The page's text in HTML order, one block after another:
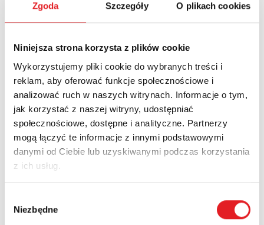
Zgoda Szczegóły O plikach cookies
Niniejsza strona korzysta z plików cookie
Wykorzystujemy pliki cookie do wybranych treści i
reklam, aby oferować funkcje społecznościowe i
analizować ruch w naszych witrynach. Informacje o tym,
jak korzystać z naszej witryny, udostępniać
społecznościowe, dostępne i analityczne. Partnerzy
mogą łączyć te informacje z innymi podstawowymi
danymi od Ciebie lub uzyskiwanymi podczas korzystania
z ich usług.
zgody
Niezbędne
Zapytaj o szczegóły oferty
Imię i nazwisko: *
Adres e-mail: *
Nazwa firmy: